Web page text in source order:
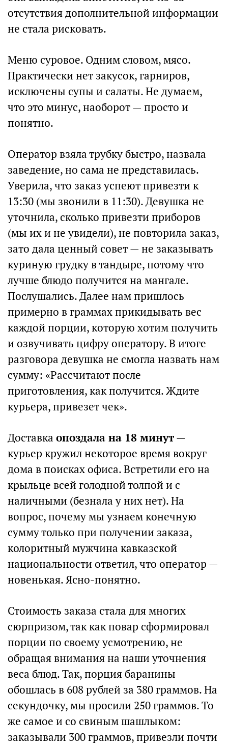
отсутствия дополнительной информации
не стала рисковать.
Меню суровое. Одним словом, мясо.
Практически нет закусок, гарниров,
исключены супы и салаты. Не думаем,
что это минус, наоборот — просто и
понятно.
Оператор взяла трубку быстро, назвала
заведение, но сама не представилась.
Уверила, что заказ успеют привезти к
13:30 (мы звонили в 11:30). Девушка не
уточнила, сколько привезти приборов
(мы их и не увидели), не повторила заказ,
зато дала ценный совет — не заказывать
куриную грудку в тандыре, потому что
лучше блюдо получится на мангале.
Послушались. Далее нам пришлось
примерно в граммах прикидывать вес
каждой порции, которую хотим получить
и озвучивать цифру оператору. В итоге
разговора девушка не смогла назвать нам
сумму: «Рассчитают после
приготовления, как получится. Ждите
курьера, привезет чек».
Доставка опоздала на 18 минут—
курьер кружил некоторое время вокруг
дома в поисках офиса. Встретили его на
крыльце всей голодной толпой и с
наличными (безнала у них нет). На
вопрос, почему мы узнаем конечную
сумму только при получении заказа,
колоритный мужчина кавказской
национальности ответил, что оператор —
новенькая. Ясно-понятно.
Стоимость заказа стала для многих
сюрпризом, так как повар сформировал
порции по своему усмотрению, не
обращая внимания на наши уточнения
веса блюд. Так, порция баранины
обошлась в 608 рублей за 380 граммов. На
секундочку, мы просили 250 граммов. То
же самое и со свиным шашлыком:
заказывали 300 граммов, привезли почти